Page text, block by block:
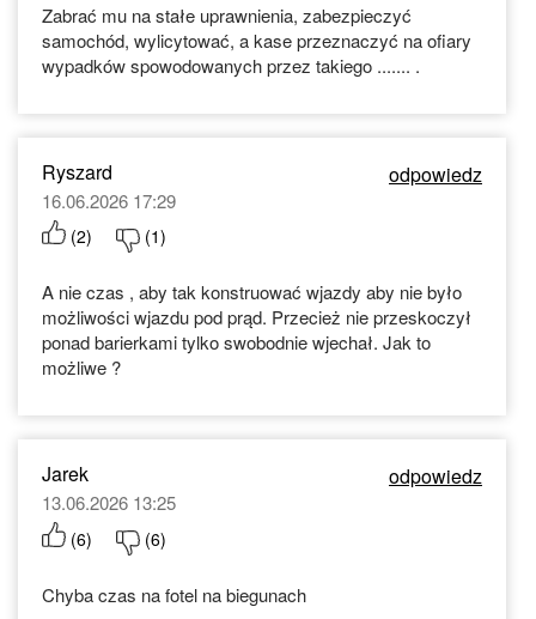
Zabrać mu na stałe uprawnienia, zabezpieczyć
samochód, wylicytować, a kase przeznaczyć na ofiary
wypadków spowodowanych przez takiego ....... .
Ryszard odpowiedz
16.06.2026 17:29
(2) (1)
A nie czas , aby tak konstruować wjazdy aby nie było
możliwości wjazdu pod prąd. Przecież nie przeskoczył
ponad barierkami tylko swobodnie wjechał. Jak to
możliwe ?
Jarek odpowiedz
13.06.2026 13:25
(6) (6)
Chyba czas na fotel na biegunach